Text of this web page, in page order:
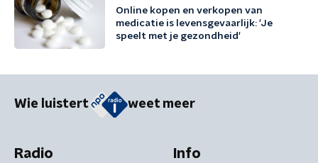
Online kopen en verkopen van
medicatie is levensgevaarlijk: 'Je
speelt met je gezondheid'
Wie luistert weet meer
Radio Info